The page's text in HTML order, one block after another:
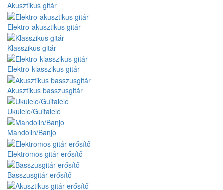
Akusztikus gitár
Elektro-akusztikus gitár
Klasszikus gitár
Elektro-klasszikus gitár
Akusztikus basszusgitár
Ukulele/Guitalele
Mandolin/Banjo
Elektromos gitár erősítő
Basszusgitár erősítő